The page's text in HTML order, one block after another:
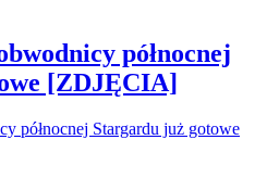
północnej
[ZDJĘCIA]